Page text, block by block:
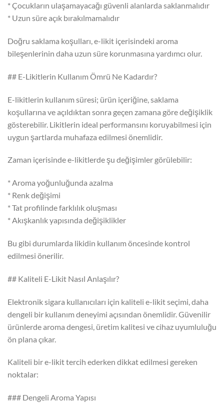
* Çocukların ulaşamayacağı güvenli alanlarda saklanmalıdır
* Uzun süre açık bırakılmamalıdır
Doğru saklama koşulları, e-likit içerisindeki aroma
bileşenlerinin daha uzun süre korunmasına yardımcı olur.
## E-Likitlerin Kullanım Ömrü Ne Kadardır?
E-likitlerin kullanım süresi; ürün içeriğine, saklama
koşullarına ve açıldıktan sonra geçen zamana göre değişiklik
gösterebilir. Likitlerin ideal performansını koruyabilmesi için
uygun şartlarda muhafaza edilmesi önemlidir.
Zaman içerisinde e-likitlerde şu değişimler görülebilir:
* Aroma yoğunluğunda azalma
* Renk değişimi
* Tat profilinde farklılık oluşması
* Akışkanlık yapısında değişiklikler
Bu gibi durumlarda likidin kullanım öncesinde kontrol
edilmesi önerilir.
## Kaliteli E-Likit Nasıl Anlaşılır?
Elektronik sigara kullanıcıları için kaliteli e-likit seçimi, daha
dengeli bir kullanım deneyimi açısından önemlidir. Güvenilir
ürünlerde aroma dengesi, üretim kalitesi ve cihaz uyumluluğu
ön plana çıkar.
Kaliteli bir e-likit tercih ederken dikkat edilmesi gereken
noktalar:
### Dengeli Aroma Yapısı